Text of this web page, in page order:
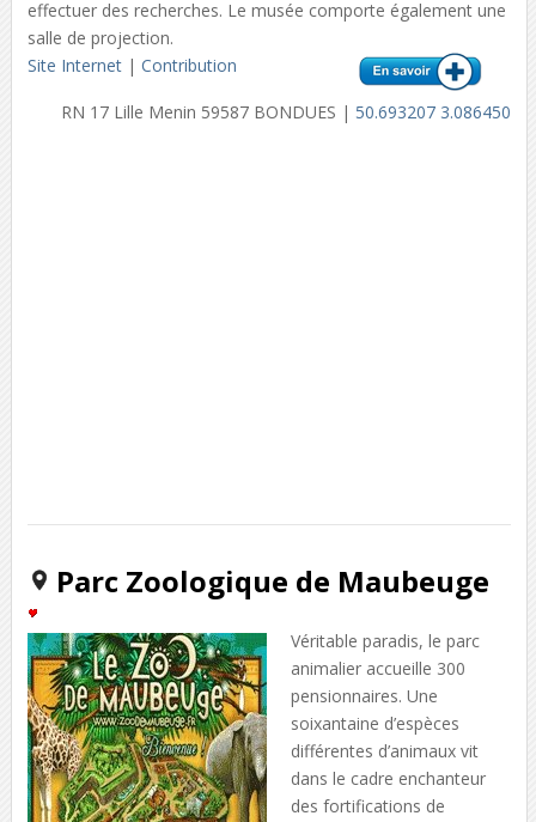
effectuer des recherches. Le musée comporte également une
salle de projection.
Site Internet| Contribution
RN 17 Lille Menin 59587 BONDUES | 50.693207 3.086450
Parc Zoologique de Maubeuge
Véritable paradis, le parc
animalier accueille 300
pensionnaires. Une
soixantaine d’espèces
différentes d’animaux vit
dans le cadre enchanteur
des fortifications de